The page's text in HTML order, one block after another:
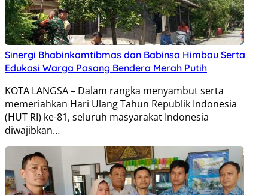
Sinergi Bhabinkamtibmas dan Babinsa Himbau Serta
Edukasi Warga Pasang Bendera Merah Putih
KOTA LANGSA – Dalam rangka menyambut serta
memeriahkan Hari Ulang Tahun Republik Indonesia
(HUT RI) ke-81, seluruh masyarakat Indonesia
diwajibkan…